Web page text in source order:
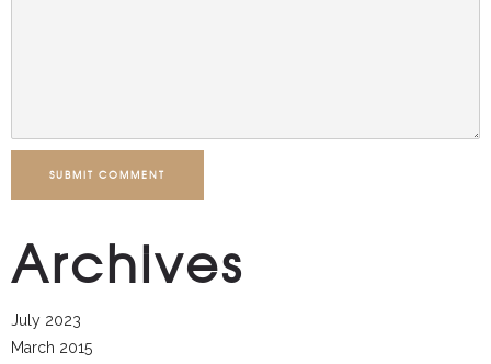
SUBMIT COMMENT
Archives
July 2023
March 2015